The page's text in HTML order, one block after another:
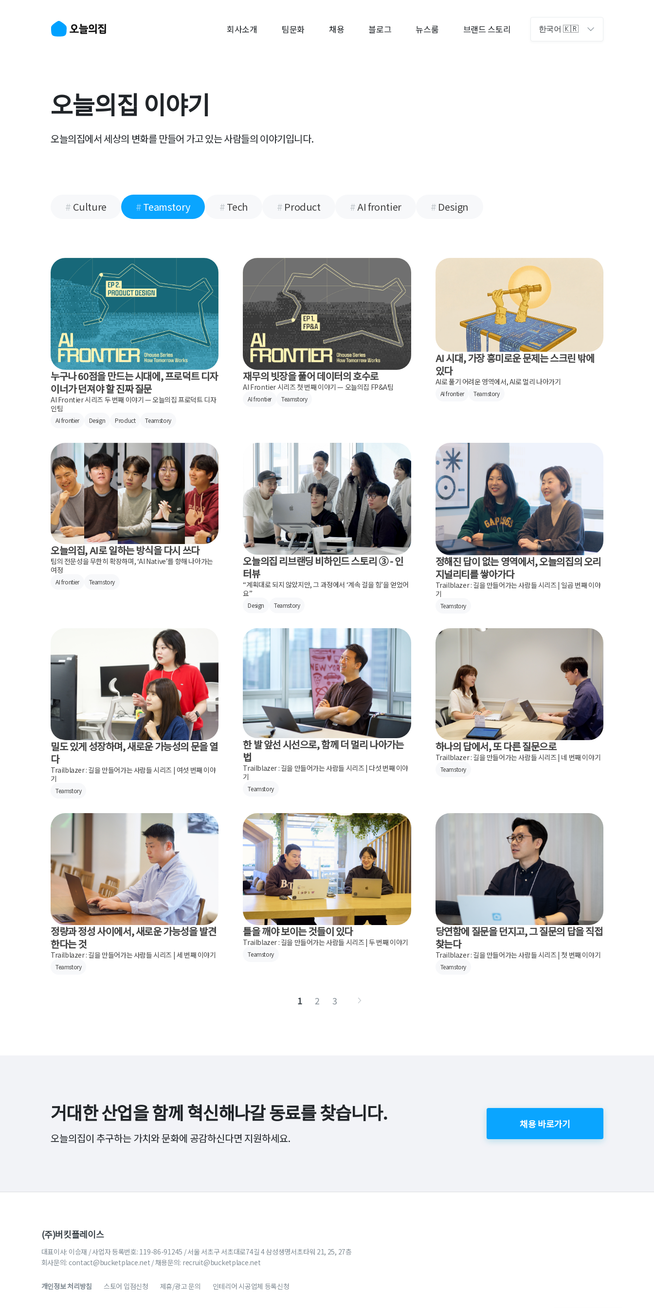
회사소개 팀문화 채용 블로그 뉴스룸 브랜드 스토리 한국어 🇰🇷
오늘의집 이야기
오늘의집에서 세상의 변화를 만들어 가고 있는사람들의 이야기입니다.
# Culture #Teamstory #Tech # Product #AI frontier # Design
누구나 60점을 만드는 시대에, 프로덕트 디자
이너가 던져야 할 진짜 질문
AI Frontier 시리즈 두 번째 이야기 — 오늘의집 프로덕트 디자
인팀
AI frontier Design Product Teamstory
재무의 빗장을 풀어 데이터의 호수로
AI Frontier 시리즈 첫 번째 이야기 — 오늘의집 FP&A팀
AI frontier Teamstory
AI 시대, 가장 흥미로운 문제는 스크린 밖에
있다
AI로 풀기 어려운 영역에서, AI로 멀리 나아가기
AI frontier Teamstory
오늘의집, AI로 일하는 방식을 다시 쓰다
팀의 전문성을 무한히 확장하며, ‘AI Native’를 향해 나아가는
여정
AI frontier Teamstory
오늘의집 리브랜딩 비하인드 스토리 ③ - 인
터뷰
“계획대로 되지 않았지만, 그 과정에서 ‘계속 걸을 힘’을 얻었어
요”
Design Teamstory
정해진 답이 없는 영역에서, 오늘의집의 오리
지널리티를 쌓아가다
Trailblazer : 길을 만들어가는 사람들 시리즈 | 일곱 번째 이야
기
Teamstory
밀도 있게 성장하며, 새로운 가능성의 문을 열
다
Trailblazer : 길을 만들어가는 사람들 시리즈 | 여섯 번째 이야
기
Teamstory
한 발 앞선 시선으로, 함께 더 멀리 나아가는
법
Trailblazer : 길을 만들어가는 사람들 시리즈 | 다섯 번째 이야
기
Teamstory
하나의 답에서, 또 다른 질문으로
Trailblazer : 길을 만들어가는 사람들 시리즈 | 네 번째 이야기
Teamstory
정량과 정성 사이에서, 새로운 가능성을 발견
한다는 것
Trailblazer : 길을 만들어가는 사람들 시리즈 | 세 번째 이야기
Teamstory
틀을 깨야 보이는 것들이 있다
Trailblazer : 길을 만들어가는 사람들 시리즈 | 두 번째 이야기
Teamstory
당연함에 질문을 던지고, 그 질문의 답을 직접
찾는다
Trailblazer : 길을 만들어가는 사람들 시리즈 | 첫 번째 이야기
Teamstory
1 2 3
거대한 산업을 함께혁신해나갈 동료를 찾습니다.
오늘의집이 추구하는 가치와 문화에 공감하신다면 지원하세요.
채용 바로가기
(주)버킷플레이스
대표이사: 이승재 / 사업자 등록번호: 119-86-91245 / 서울 서초구 서초대로74길 4 삼성생명서초타워 21, 25, 27층
회사문의: contact@bucketplace.net / 채용문의: recruit@bucketplace.net
개인정보 처리방침 스토어 입점신청 제휴/광고 문의 인테리어 시공업체 등록신청